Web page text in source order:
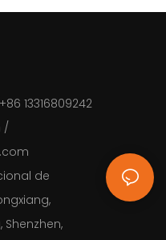
13316809242
/
de